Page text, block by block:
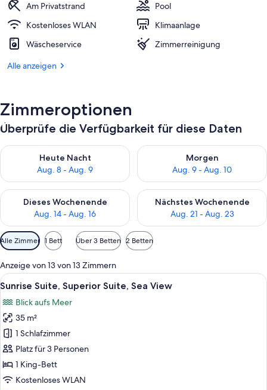
Dachterrasse
Am Privatstrand
Pool
Kostenloses WLAN
Klimaanlage
Wäscheservice
Zimmerreinigung
Alle anzeigen
Zimmeroptionen
Überprüfe die Verfügbarkeit für diese Daten
Heute Nacht
Aug. 8 - Aug. 9
Überprüfe die Verfügbarkeit für heute Nacht, Aug. 8 - Aug. 9.
Morgen
Aug. 9 - Aug. 10
Überprüfe die Verfügbarkeit
Dieses Wochenende
Aug. 14 - Aug. 16
Überprüfe die Verfügbarkeit für dieses Wochenende, Aug. 14
Nächstes Wochenende
Aug. 21 - Aug. 23
Überprüfe die Verfügbarkeit
Verfügbare
Filter
für
Zimmer
Alle Zimmer 1 Bett Über 3 Betten 2 Betten
Anzeige von 13 von 13 Zimmern
Alle
Fotos
für
Sunrise
Suite,
Superior
Suite,
Sea
Ein Schlafzimmer mit einem Bett,
10
Sunrise Suite, Superior Suite, Sea View
Blick aufs Meer
35 m²
1 Schlafzimmer
Platz für 3 Personen
1 King-Bett
Kostenloses WLAN